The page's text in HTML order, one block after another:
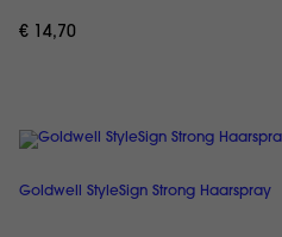
€ 14,70
Goldwell StyleSign Strong Haarspray